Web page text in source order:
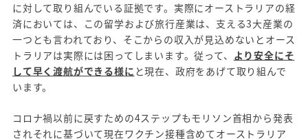
に対して取り組んでいる証拠です。実際にオーストラリアの経
済においては、この留学および旅行産業は、支える3大産業の
一つとも言われており、そこからの収入が見込めないとオース
トラリアは実際には困ってしまいます。従って、 より安全にそ
して早く渡航ができる様に と現在、政府をあげて取り組んで
います。
コロナ禍以前に戻すための4ステップもモリソン首相から発表
されそれに基づいて現在ワクチン接種含めてオーストラリア